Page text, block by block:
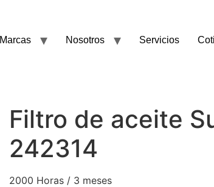
Marcas Nosotros Servicios
Filtro de aceite
242314
2000 Horas / 3 meses